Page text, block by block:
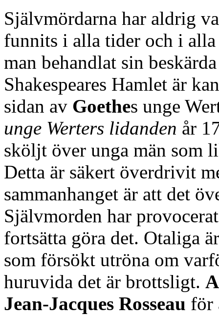
Självmördarna har aldrig
funnits i alla tider och i
man behandlat sin
Shakespeares Hamlet är
sidan av Goethes unge
unge Werters lidanden år
sköljt över unga män som
Detta är säkert överdrivit
sammanhanget är att det
Självmorden har
fortsätta göra det. Otaliga
som försökt utröna om
huruvida det är brottsligt.
Jean-Jacques Rosseau för